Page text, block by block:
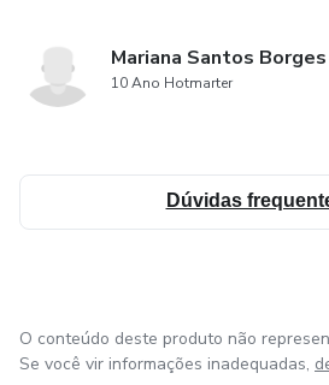
Mariana Santos Borges
10 Ano Hotmarter
Dúvidas
O conteúdo deste produto não
Se você vir informações inadequadas,